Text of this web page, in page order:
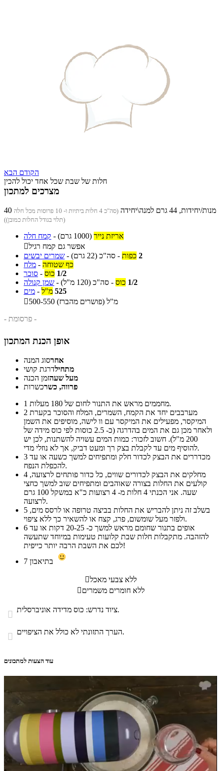
הקודם הבא
חלות של שבת שכל אחד יכול להכין
מצרכים למתכון
40 מנות/יחידות, 44 גרם למנה\יחידה
(סה"כ 4 חלות ביתיות ו- 10 פרוסות מכל חלה
(תלוי בגודל החלות כמובן))
קמח חלה - אריזת נייר (1000 גרם)
אפשר גם קמח רגיל
שמרים יבשים - 2 כפות - סה"כ (22 גרם)
מלח - כף שטוחה
סוכר - 1/2 כוס
שמן קנולה - 1/2 כוס - סה"כ (120 מ"ל)
מים - 525 מ"ל

500-550 מ"ל (פושרים מהברז)
- פרסומת -
אופן הכנת המתכון
אחרסוג המנה
מתחילדרגת קושי
מעל שעהזמן הכנה
פרווה, כשרכשרות
1
מחממים מראש את התנור לחום של 180 מעלות.
2
המיקסר, מפעילים את המיקסר עם וו לישה, מוסיפים את השמן
ולאחר מכן גם את המים בהדרגה (כ- 2.5 כוסות לפי כוס מידה של
200 מ"ל). חשוב לזכור: כמות המים עשויה להשתנות, לכן יש
להוסיף מים עד לקבלת בצק רך ומעט דביק, אך לא נוזלי מדי.
3
להכפלת הנפח.
4
קולעים את החלות בצורה שאוהבים ומתפיחים שוב למשך כחצי
שעה. אני הכנתי 4 חלות מ- 4 רצועות כ"א במשקל 100 גרם
לרצועה.
5
ולפזר מעל שומשום, פרג, קצח או להשאיר כך ללא ציפוי.
6
להזהבה. מתקבלות חלות שבת קלועות טעימות במיוחד שתעשה
לכם את השבת הרבה יותר כייפית!
7
ללא צבעי מאכל
ללא חומרים משמרים
 ציוד נדרש: כוס מדידה אוניברסלית.
 הערך התזונתי לא כולל את הציפויים.
עוד הצעות למתכונים